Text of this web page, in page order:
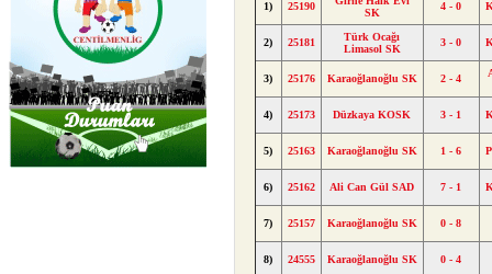
1) 25190
SK
4 - 0
2) 25181
Türk Ocağı
Limasol SK
3 - 0
3) 25176 Karaoğlanoğlu SK 2 - 4
4) 25173 Düzkaya KOSK 3 - 1
5) 25163 Karaoğlanoğlu SK 1 - 6
6) 25162 Ali Can Gül SAD 7 - 1
7) 25157 Karaoğlanoğlu SK 0 - 8
8) 24555 Karaoğlanoğlu SK 0 - 4